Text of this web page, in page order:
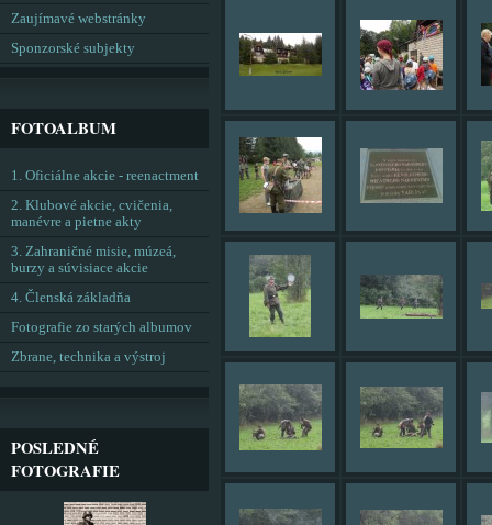
Zaujímavé webstránky
Sponzorské subjekty
FOTOALBUM
1. Oficiálne akcie - reenactment
2. Klubové akcie, cvičenia,
manévre a pietne akty
3. Zahraničné misie, múzeá,
burzy a súvisiace akcie
4. Členská základňa
Fotografie zo starých albumov
Zbrane, technika a výstroj
POSLEDNÉ
FOTOGRAFIE